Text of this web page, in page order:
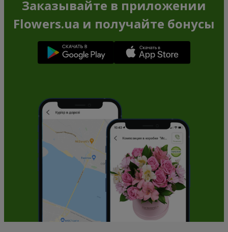
Заказывайте в приложении
Flowers.ua и получайте бонусы